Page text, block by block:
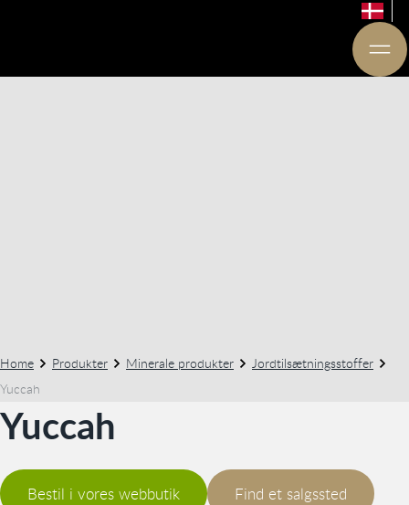
Home Produkter Minerale produkter
Jordtilsætningsstoffer
Yuccah
Yuccah
Bestil i vores webbutik Find et salgssted